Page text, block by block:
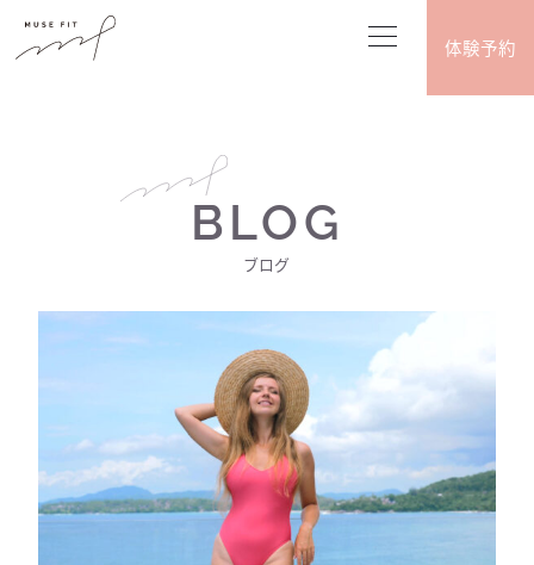
体験予約
BLOG
ブログ